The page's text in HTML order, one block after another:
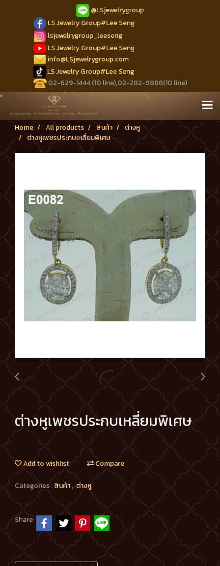
@LSjewelrygroup
LS Jewelry Group#Lee Seng
lsjewelrygroup_leeseng
LS Jewelry Group#Lee Seng
info@LSjewelrygroup.com
LS Jewelry Group#Lee Seng
02-629-1444 (10 line),02-282-9888(10 line)
Home All products สินค้า
ต่างหู
ต่างหูเพชรประกบเหลี่ยมพิเศษ
ต่างหูเพชรประกบเหลี่ยมพิเศษ
Add to wishlist Compare
Categories :สินค้า, ต่างหู
Share